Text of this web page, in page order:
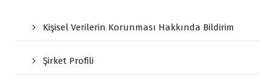
Kişisel Verilerin Korunması Hakkında Bildirim
Şirket Profili